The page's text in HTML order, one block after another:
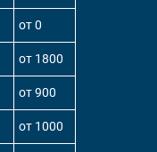
от 0
от 1800
от 900
от 1000